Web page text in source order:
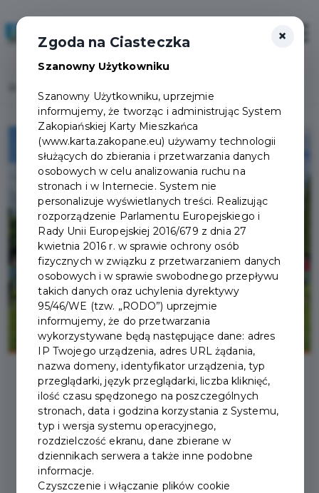
2026-07-08
JOGA POD TATRAMI
×
Zgoda na Ciasteczka
Szanowny Użytkowniku
Szanowny Użytkowniku, uprzejmie
informujemy, że tworząc i administrując System
Zakopiańskiej Karty Mieszkańca
(www.karta.zakopane.eu) używamy technologii
służących do zbierania i przetwarzania danych
osobowych w celu analizowania ruchu na
stronach i w Internecie. System nie
personalizuje wyświetlanych treści. Realizując
rozporządzenie Parlamentu Europejskiego i
Rady Unii Europejskiej 2016/679 z dnia 27
kwietnia 2016 r. w sprawie ochrony osób
fizycznych w związku z przetwarzaniem danych
osobowych i w sprawie swobodnego przepływu
takich danych oraz uchylenia dyrektywy
95/46/WE (tzw. „RODO”) uprzejmie
informujemy, że do przetwarzania
wykorzystywane będą następujące dane: adres
IP Twojego urządzenia, adres URL żądania,
nazwa domeny, identyfikator urządzenia, typ
przeglądarki, język przeglądarki, liczba kliknięć,
ilość czasu spędzonego na poszczególnych
stronach, data i godzina korzystania z Systemu,
typ i wersja systemu operacyjnego,
rozdzielczość ekranu, dane zbierane w
dziennikach serwera a także inne podobne
informacje.
Czyszczenie i włączanie plików cookie